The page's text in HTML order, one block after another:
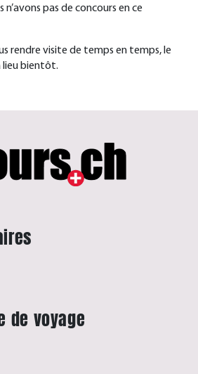
pas de concours en ce
rendre visite de temps en temps, le
lieu bientôt.
de voyage